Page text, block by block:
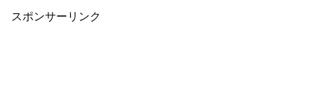
スポンサーリンク